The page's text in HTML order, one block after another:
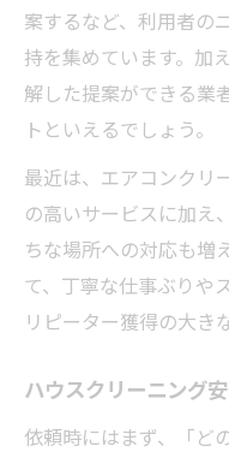
案するなど、利用者の
持を集めています。加
解した提案ができる業
トといえるでしょう。
最近は、エアコンクリ
の高いサービスに加え
ちな場所への対応も増
て、丁寧な仕事ぶりや
リピーター獲得の大き
ハウスクリーニング
依頼時にはまず、「ど